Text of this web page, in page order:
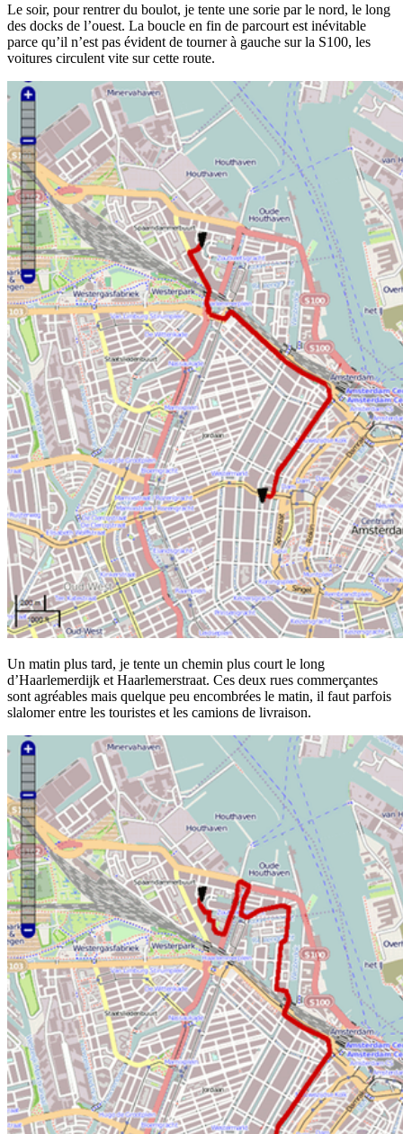
Le soir, pour rentrer du boulot, je tente une sorie par le nord, le long
des docks de l’ouest. La boucle en fin de parcourt est inévitable
parce qu’il n’est pas évident de tourner à gauche sur la S100, les
voitures circulent vite sur cette route.
Un matin plus tard, je tente un chemin plus court le long
d’Haarlemerdijk et Haarlemerstraat. Ces deux rues commerçantes
sont agréables mais quelque peu encombrées le matin, il faut parfois
slalomer entre les touristes et les camions de livraison.